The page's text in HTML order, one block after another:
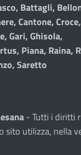
Battagli,
Cantone, Croce,
Gari, Ghisola,
Piana, Raina,
Saretto
- Tutti i diritti
sito utilizza, nella